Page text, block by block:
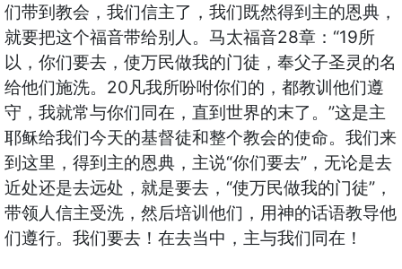
们带到教会，我们信主了，我们既然得到主的恩典，
就要把这个福音带给别人。马太福音28章：“19所
以，你们要去，使万民做我的门徒，奉父子圣灵的名
给他们施洗。20凡我所吩咐你们的，都教训他们遵
守，我就常与你们同在，直到世界的末了。”这是主
耶稣给我们今天的基督徒和整个教会的使命。我们来
到这里，得到主的恩典，主说“你们要去”，无论是去
近处还是去远处，就是要去，“使万民做我的门徒”，
带领人信主受洗，然后培训他们，用神的话语教导他
们遵行。我们要去！在去当中，主与我们同在！